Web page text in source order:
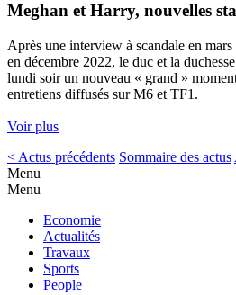
Meghan et Harry, nouvelles
Après une interview à scandale en
en décembre 2022, le duc et la
lundi soir un nouveau « grand »
entretiens diffusés sur M6 et TF1.
Voir plus
< Actus précédents Sommaire des actus
Menu
Menu
Economie
Actualités
Travaux
Sports
People